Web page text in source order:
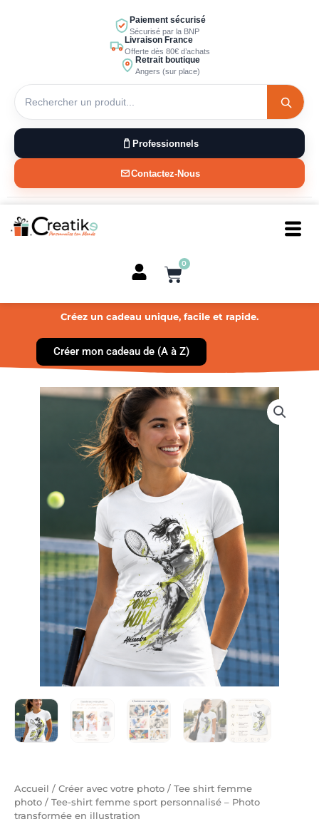
Paiement sécurisé
Sécurisé par la BNP
Livraison France
Offerte dès 80€ d’achats
Retrait boutique
Angers (sur place)
Professionnels
Contactez-Nous
0
Panier
Créez un cadeau unique, facile et rapide.
Créer mon cadeau de (A à Z)
Accueil / Créer avec votre photo / Tee shirt femme
photo / Tee-shirt femme sport personnalisé – Photo
transformée en illustration
quantité
Tee-
shirt
femme
sport
personnalisé
–
Photo
transformée
en
illustration